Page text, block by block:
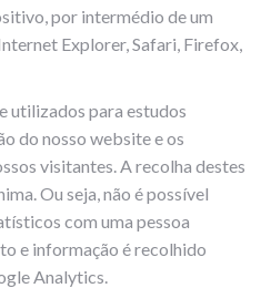
por intermédio de um
Explorer, Safari, Firefox,
utilizados para estudos
do nosso website e os
visitantes. A recolha destes
Ou seja, não é possível
com uma pessoa
e informação é recolhido
Analytics.